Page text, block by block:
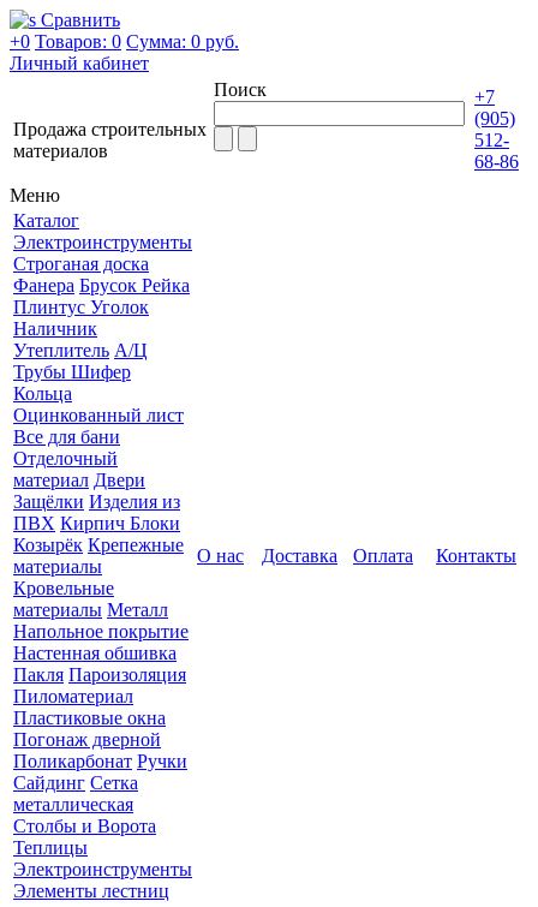
Сравнить
+0 Товаров: 0 Сумма: 0 руб.
Личный кабинет
Продажа строительных
материалов
Поиск
+7
(905)
512-
68-86
Меню
Каталог
Электроинструменты
Строганая доска
Фанера Брусок Рейка
Плинтус Уголок
Наличник
Утеплитель А/Ц
Трубы Шифер
Кольца
Оцинкованный лист
Все для бани
Отделочный
материал Двери
Защёлки Изделия из
ПВХ Кирпич Блоки
Козырёк Крепежные
материалы
Кровельные
материалы Металл
Напольное покрытие
Настенная обшивка
Пакля Пароизоляция
Пиломатериал
Пластиковые окна
Погонаж дверной
Поликарбонат Ручки
Сайдинг Сетка
металлическая
Столбы и Ворота
Теплицы
Электроинструменты
Элементы лестниц
О нас Доставка Оплата Контакты